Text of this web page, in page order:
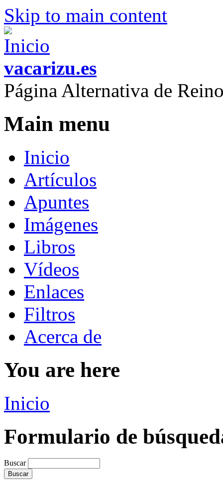
Skip to main content
vacarizu.es
Página Alternativa de
Main menu
Inicio
Artículos
Apuntes
Imágenes
Libros
Vídeos
Enlaces
Filtros
Acerca de
You are here
Inicio
Formulario de
Buscar